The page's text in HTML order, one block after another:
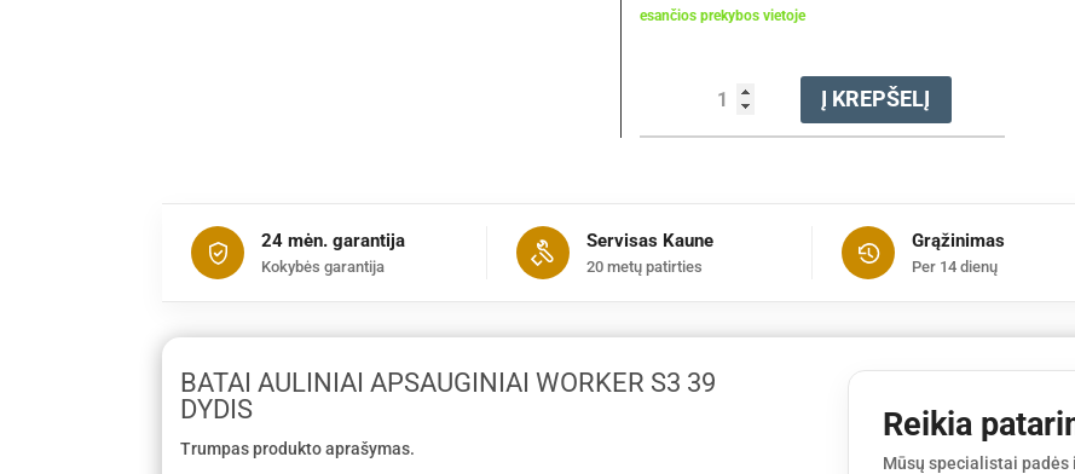
esančios prekybos vietoje
kiekis:
Batai
S3
39
dydis
Į KREPŠELĮ
24 mėn. garantija
Kokybės garantija
Servisas Kaune
20 metų patirties
Grąžinimas
Per 14 dienų
BATAI AULINIAI APSAUGINIAI WORKER S3 39
DYDIS
Trumpas produkto aprašymas.
Reikia
Mūsų specialistai